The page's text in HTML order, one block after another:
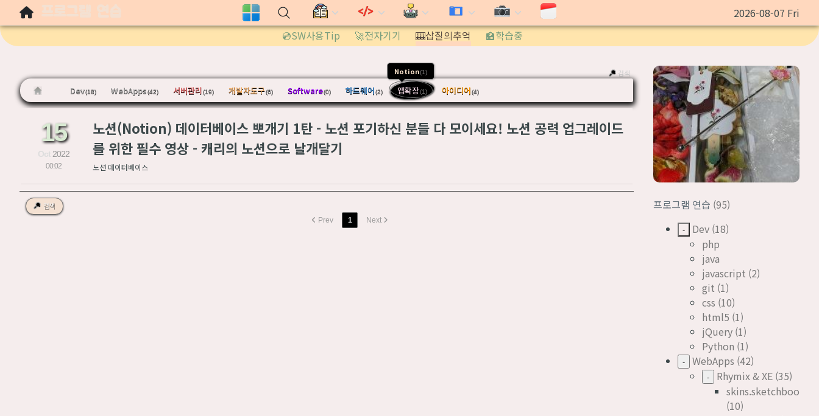
2026-08-07 Fri
💿SW사용Tip
🚀전자기기 🎰삽질의추억 🏫학습중
검색
Dev(18) WebApps(42) 서버관리(19) 개발자도구(6) Software(0) 하드웨어(2) 앱확장(1)
Notion(1)
아이디어(4)
15
Oct 2022
00:02
노션(Notion) 데이터베이스 뽀개기 1탄 - 노션 포기하신 분들 다 모이세요! 노션 공력 업그레이드
를 위한 필수 영상 - 캐리의 노션으로 날개달기
노션 데이터베이스
검색
Prev 1 Next
프로그램 연습 (95)
- Dev (18)
php
java
javascript (2)
git (1)
css (10)
html5 (1)
jQuery (1)
Python (1)
- WebApps (42)
- Rhymix & XE (35)
skins.sketchbook5
(10)
Sketchbook5, 스케치북5
Sketchbook5, 스케치북5